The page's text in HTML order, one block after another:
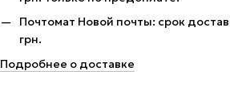
Почтомат Новой почты: срок
грн.
Подробнее о доставке